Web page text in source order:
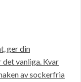
ger din
det vanliga. Kvar
av sockerfria